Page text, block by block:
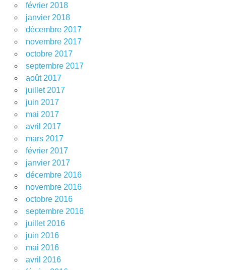
février 2018
janvier 2018
décembre 2017
novembre 2017
octobre 2017
septembre 2017
août 2017
juillet 2017
juin 2017
mai 2017
avril 2017
mars 2017
février 2017
janvier 2017
décembre 2016
novembre 2016
octobre 2016
septembre 2016
juillet 2016
juin 2016
mai 2016
avril 2016